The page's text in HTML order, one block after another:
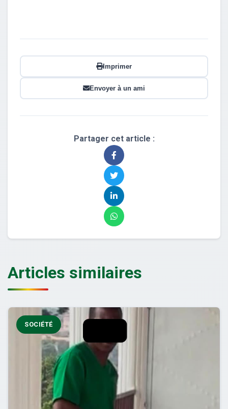
Imprimer
Envoyer à un ami
Partager cet article :
Articles similaires
SOCIÉTÉ